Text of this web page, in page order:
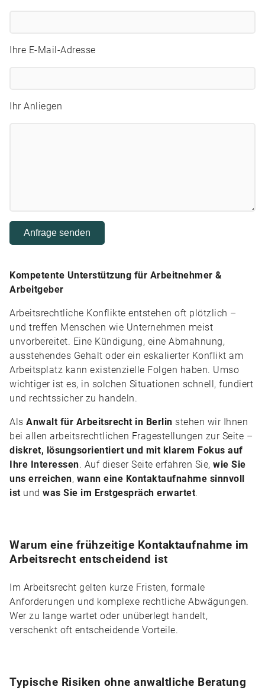
Ihre E-Mail-Adresse
Ihr Anliegen
Kompetente Unterstützung für Arbeitnehmer &
Arbeitgeber
Arbeitsrechtliche Konflikte entstehen oft plötzlich –
und treffen Menschen wie Unternehmen meist
unvorbereitet. Eine Kündigung, eine Abmahnung,
ausstehendes Gehalt oder ein eskalierter Konflikt am
Arbeitsplatz kann existenzielle Folgen haben. Umso
wichtiger ist es, in solchen Situationen schnell, fundiert
und rechtssicher zu handeln.
Als Anwalt für Arbeitsrecht in Berlin stehen wir Ihnen
bei allen arbeitsrechtlichen Fragestellungen zur Seite –
diskret, lösungsorientiert und mit klarem Fokus auf
Ihre Interessen. Auf dieser Seite erfahren Sie, wie Sie
uns erreichen, wann eine Kontaktaufnahme sinnvoll
ist und was Sie im Erstgespräch erwartet.
Warum eine frühzeitige Kontaktaufnahme im
Arbeitsrecht entscheidend ist
Im Arbeitsrecht gelten kurze Fristen, formale
Anforderungen und komplexe rechtliche Abwägungen.
Wer zu lange wartet oder unüberlegt handelt,
verschenkt oft entscheidende Vorteile.
Typische Risiken ohne anwaltliche Beratung